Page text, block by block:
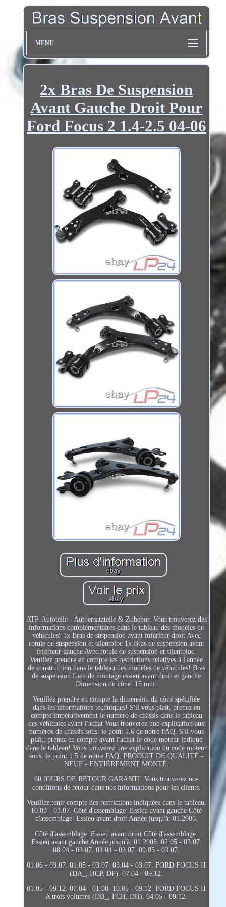
MENU
2x Bras De Suspension
Avant Gauche Droit Pour
Ford Focus 2 1.4-2.5 04-06
ATP-Autoteile - Autoersatzteile & Zubehör. Vous trouverez des
informations complémentaires dans le tableau des modèles de
véhicules! 1x Bras de suspension avant inférieur droit Avec
rotule de suspension et silentbloc 1x Bras de suspension avant
inférieur gauche Avec rotule de suspension et silentbloc.
Veuillez prendre en compte les restrictions relatives à l'année
de construction dans le tableau des modèles de véhicules! Bras
de suspension Lieu de montage:essieu avant droit et gauche
Dimension du cône: 15 mm.
Veuillez prendre en compte la dimension du cône spécifiée
dans les informations techniques! S'il vous plaît, prenez en
compte impérativement le numéro de châssis dans le tableau
des véhicules avant l'achat Vous trouverez une explication aux
numéros de châssis sous: le point 1.6 de notre FAQ. S'il vous
plaît, prenez en compte avant l'achat le code moteur indiqué
dans le tableau! Vous trouverez une explication du code moteur
sous: le point 1.5 de notre FAQ. PRODUIT DE QUALITÉ -
NEUF - ENTIÈREMENT MONTÉ.
60 JOURS DE RETOUR GARANTI. Vous trouverez nos
conditions de retour dans nos informations pour les clients.
Veuillez tenir compte des restrictions indiquées dans le tableau.
10.03 - 03.07. Côté d'assemblage: Essieu avant gauche Côté
d'assemblage: Essieu avant droit Année jusqu'à: 01.2006.
Côté d'assemblage: Essieu avant droit Côté d'assemblage:
Essieu avant gauche Année jusqu'à: 01.2006. 02.05 - 03.07.
08.04 - 03.07. 04.04 - 03.07. 09.05 - 03.07.
01.06 - 03.07. 01.05 - 03.07. 03.04 - 03.07. FORD FOCUS II
(DA_, HCP, DP). 07.04 - 09.12.
01.05 - 09.12. 07.04 - 01.08. 10.05 - 09.12. FORD FOCUS II
A trois volumes (DB_, FCH, DH). 04.05 - 09.12.